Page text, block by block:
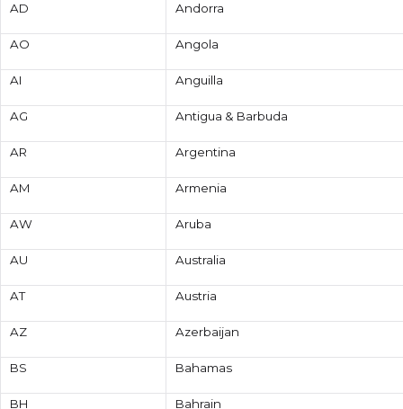
AD Andorra
AO Angola
AI Anguilla
AG Antigua & Barbuda
AR Argentina
AM Armenia
AW Aruba
AU Australia
AT Austria
AZ Azerbaijan
BS Bahamas
BH Bahrain